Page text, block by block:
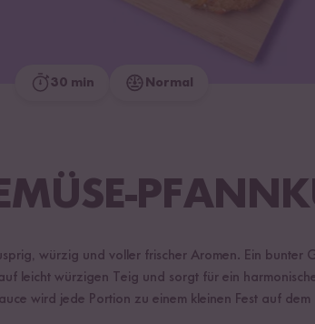
30 min Normal
würzig und voller frischer Aromen. Ein bunter
leicht würzigen Teig und sorgt für ein
wird jede Portion zu einem kleinen Fest auf dem